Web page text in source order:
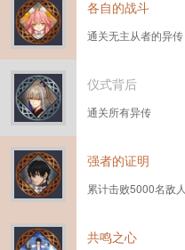
各自的战斗
通关无主从者的异传
仪式背后
通关所有异传
强者的证明
累计击败5000名敌人
共鸣之心